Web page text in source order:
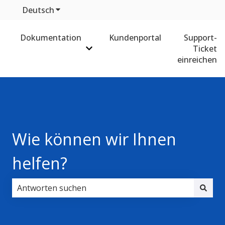
DeutschUntermenü für Übersetzungen anzeigen
Dokumentation
Untermenü für Dokumentation
Kundenportal
Support-
Ticket
einreichen
Wie können wir Ihnen
helfen?